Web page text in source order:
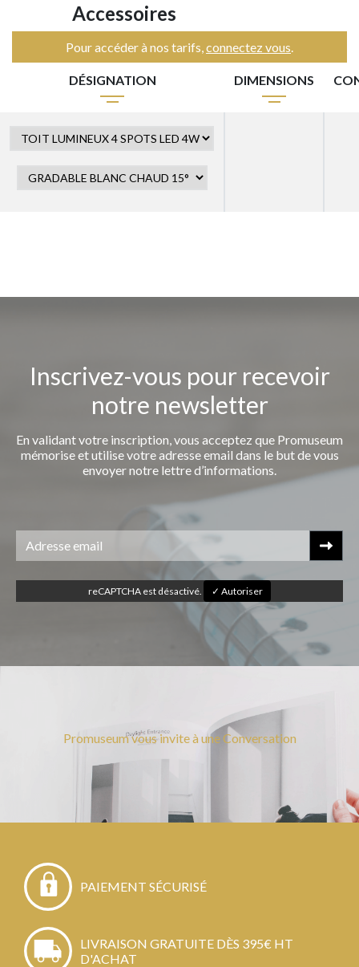
Accessoires
Pour accéder à nos tarifs,connectez vous.
DÉSIGNATION DIMENSIONS
Inscrivez-vous pour recevoir
notre newsletter
En validant votre inscription, vous acceptez que Promuseum
mémorise et utilise votre adresse email dans le but de vous
envoyer notre lettre d’informations.
reCAPTCHA est désactivé. ✓ Autoriser
Promuseum vous invite à une Conversation
PAIEMENT SÉCURISÉ
LIVRAISON GRATUITE DÈS 395€ HT
D'ACHAT